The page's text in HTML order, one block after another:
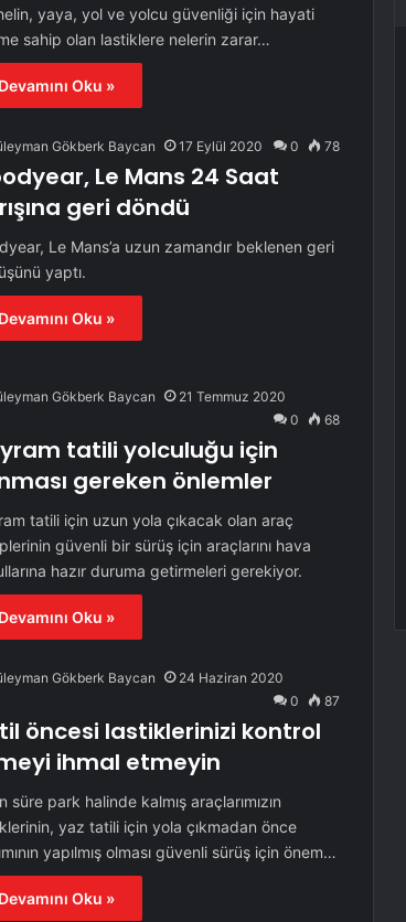
yaya, yol ve yolcu güvenliği için hayati
sahip olan lastiklere nelerin zarar…
Devamını Oku »
Gökberk Baycan 17 Eylül 2020 0 78
Le Mans 24 Saat
geri döndü
Le Mans’a uzun zamandır beklenen geri
yaptı.
Devamını Oku »
Gökberk Baycan
21 Temmuz 2020
0
68
tatili yolculuğu için
gereken önlemler
tatili için uzun yola çıkacak olan araç
güvenli bir sürüş için araçlarını hava
hazır duruma getirmeleri gerekiyor.
Devamını Oku »
Gökberk Baycan
24 Haziran 2020
0
87
öncesi lastiklerinizi kontrol
ihmal etmeyin
süre park halinde kalmış araçlarımızın
yaz tatili için yola çıkmadan önce
yapılmış olması güvenli sürüş için önem…
Devamını Oku »